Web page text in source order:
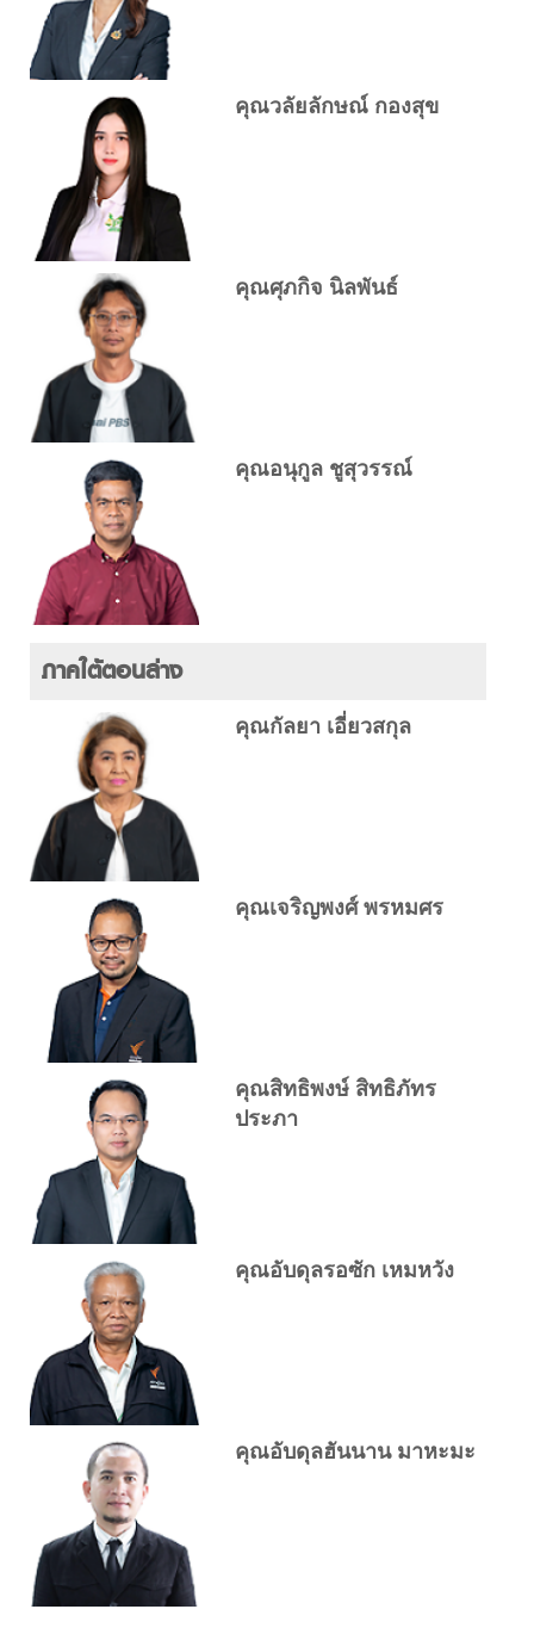
คุณวลัยลักษณ์ กองสุข
คุณศุภกิจ นิลพันธ์
คุณอนุกูล ชูสุวรรณ์
ภาคใต้ตอนล่าง
คุณกัลยา เอี่ยวสกุล
คุณเจริญพงศ์ พรหมศร
คุณสิทธิพงษ์ สิทธิภัทร
ประภา
คุณอับดุลรอซัก เหมหวัง
คุณอับดุลฮันนาน มาหะมะ